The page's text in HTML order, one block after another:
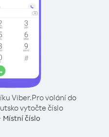
Viber.Pro volání do
vytočte číslo
Místní číslo